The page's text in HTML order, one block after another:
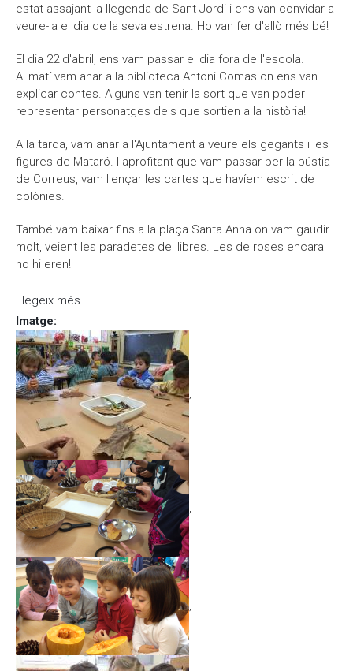
estat assajant la llegenda de Sant Jordi i ens van convidar a
veure-la el dia de la seva estrena. Ho van fer d'allò més bé!
El dia 22 d'abril, ens vam passar el dia fora de l'escola.
Al matí vam anar a la biblioteca Antoni Comas on ens van
explicar contes. Alguns van tenir la sort que van poder
representar personatges dels que sortien a la història!
A la tarda, vam anar a l'Ajuntament a veure els gegants i les
figures de Mataró. I aprofitant que vam passar per la bústia
de Correus, vam llençar les cartes que havíem escrit de
colònies.
També vam baixar fins a la plaça Santa Anna on vam gaudir
molt, veient les paradetes de llibres. Les de roses encara
no hi eren!
Llegeix més
Imatge:
,
,
,